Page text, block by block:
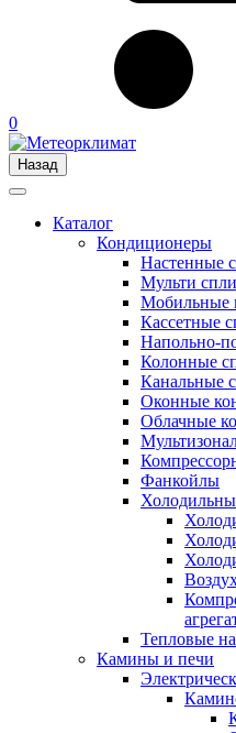
0
Назад
Каталог
Кондиционеры
Настенные
Мульти
Мобильные
Кассетные
Напольно-
Колонные
Канальные
Оконные
Облачные
Фанкойлы
Тепловые
Камины и печи